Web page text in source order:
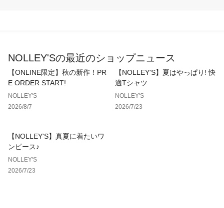
・フロント1ボタン／ジップフライ仕様
・ウエストドローコード（内側収納可能でベルト着用も考慮）
・後ろゴム仕様によるストレスフリーな着用感
◆スタイリング
・シャツ、Tシャツ、ポロシャツまで幅広いトップスと好相性
・スニーカー合わせで軽快に、革靴で上品にも着用可能
・ビジネス/ビジカジ/オフィスカジュアルまでシーンレスに活
躍
NOLLEY'Sの最近のショップニュース
【ONLINE限定】秋の新作！PR
E ORDER START!
NOLLEY'S
2026/8/7
【NOLLEY'S】夏はやっぱり! 快
適Tシャツ
NOLLEY'S
2026/7/23
【NOLLEY'S】真夏に着たいワ
ンピース♪
NOLLEY'S
2026/7/23